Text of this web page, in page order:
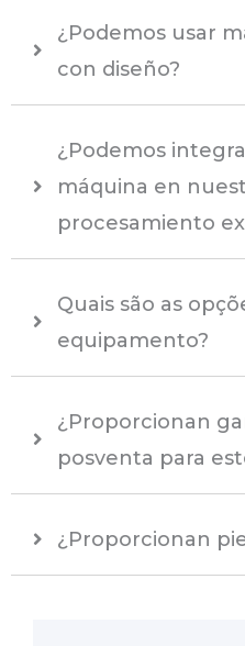
¿Podemos usar
con diseño?
¿Podemos
máquina en
procesamiento
Quais são as
equipamento?
¿Proporcionan
posventa para
¿Proporcionan